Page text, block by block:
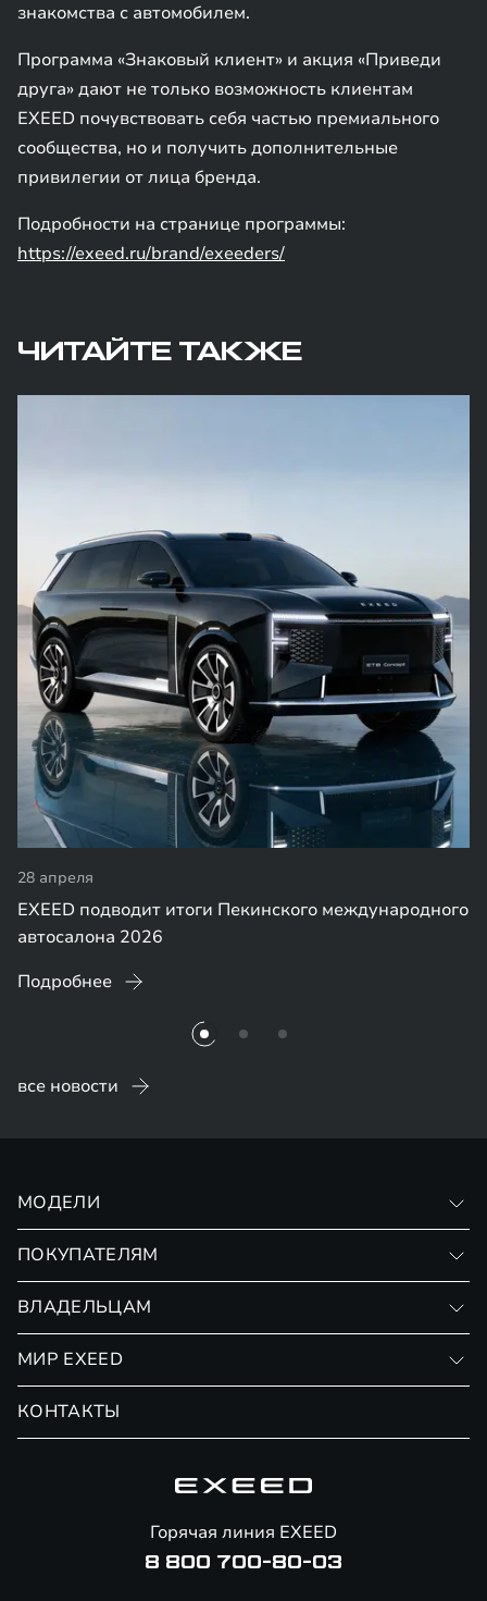
знакомства с автомобилем.
Программа «Знаковый клиент» и акция «Приведи
друга» дают не только возможность клиентам
EXEED почувствовать себя частью премиального
сообщества, но и получить дополнительные
привилегии от лица бренда.
Подробности на странице программы:
https://exeed.ru/brand/exeeders/
ЧИТАЙТЕ ТАКЖЕ
28 апреля
EXEED подводит итоги Пекинского международного
автосалона 2026
Подробнее
все новости
МОДЕЛИ
ПОКУПАТЕЛЯМ
Страхование
ВЛАДЕЛЬЦАМ
Сервис
Помощь на дорогах
МИР EXEED
КОНТАКТЫ
Горячая линия EXEED
8 800 700-80-03